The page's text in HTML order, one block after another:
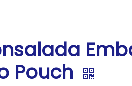
Pouch